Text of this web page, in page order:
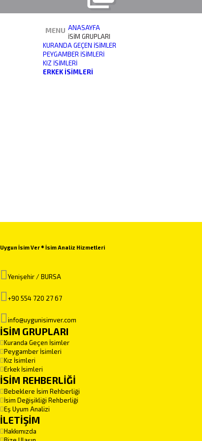
MENU ANASAYFA
İSİM GRUPLARI
KURANDA GEÇEN İSIMLER
PEYGAMBER İSIMLERI
KIZ İSIMLERI
ERKEK İSIMLERI
Uygun İsim Ver ® İsim Analiz Hizmetleri
Yenişehir / BURSA
+90 554 720 27 67
info@uygunisimver.com
İSİM GRUPLARI
Kuranda Geçen İsimler
Peygamber İsimleri
Kız İsimleri
Erkek İsimleri
İSİM REHBERLİĞİ
Bebeklere İsim Rehberliği
İsim Değişikliği Rehberliği
Eş Uyum Analizi
İLETİŞİM
Hakkımızda